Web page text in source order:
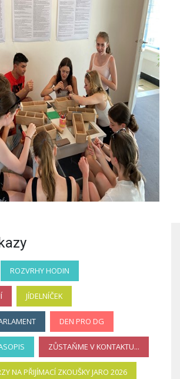
ROZVRHY HODIN
JÍDELNÍČEK
DEN PRO DG
ZŮSTAŇME V KONTAKTU...
NA PŘIJÍMACÍ ZKOUŠKY JARO 2026